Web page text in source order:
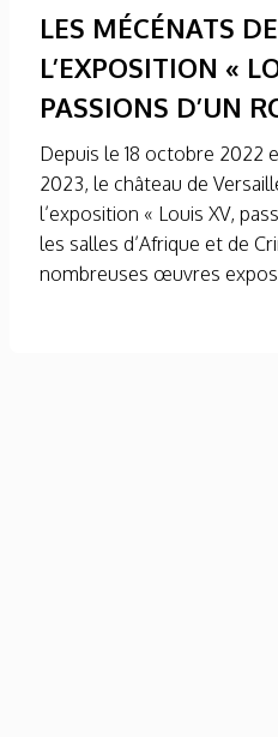
LES MÉCÉNATS
L’EXPOSITION «
PASSIONS D’UN
Depuis le 18 octobre 2022
2023, le château de
l’exposition « Louis XV,
les salles d’Afrique et de
nombreuses œuvres